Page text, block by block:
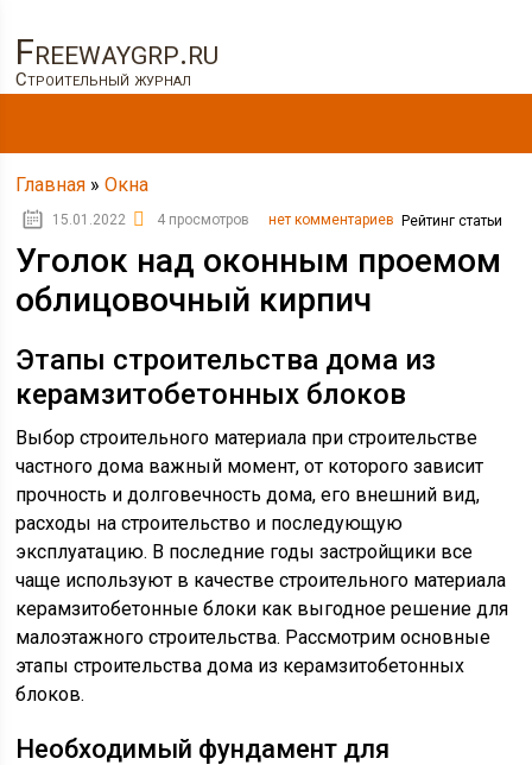
Freewaygrp.ru
Строительный журнал
Главная »Окна
15.01.2022 4 просмотров нет комментариев Рейтинг статьи
Уголок над оконным проемом
облицовочный кирпич
Этапы строительства дома из
керамзитобетонных блоков
Выбор строительного материала при строительстве
частного дома важный момент, от которого зависит
прочность и долговечность дома, его внешний вид,
расходы на строительство и последующую
эксплуатацию. В последние годы застройщики все
чаще используют в качестве строительного материала
керамзитобетонные блоки как выгодное решение для
малоэтажного строительства. Рассмотрим основные
этапы строительства дома из керамзитобетонных
блоков.
Необходимый фундамент для